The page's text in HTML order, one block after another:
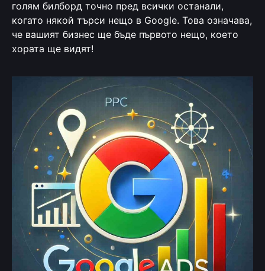
голям билборд точно пред всички останали,
когато някой търси нещо в Google. Това означава,
че вашият бизнес ще бъде първото нещо, което
хората ще видят!